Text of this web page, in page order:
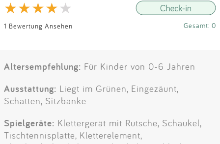
1 Bewertung Ansehen Gesamt: 0
Altersempfehlung: Für Kinder von 0-6 Jahren
Ausstattung: Liegt im Grünen, Eingezäunt,
Schatten, Sitzbänke
Spielgeräte: Klettergerät mit Rutsche, Schaukel,
Tischtennisplatte, Kletterelement,